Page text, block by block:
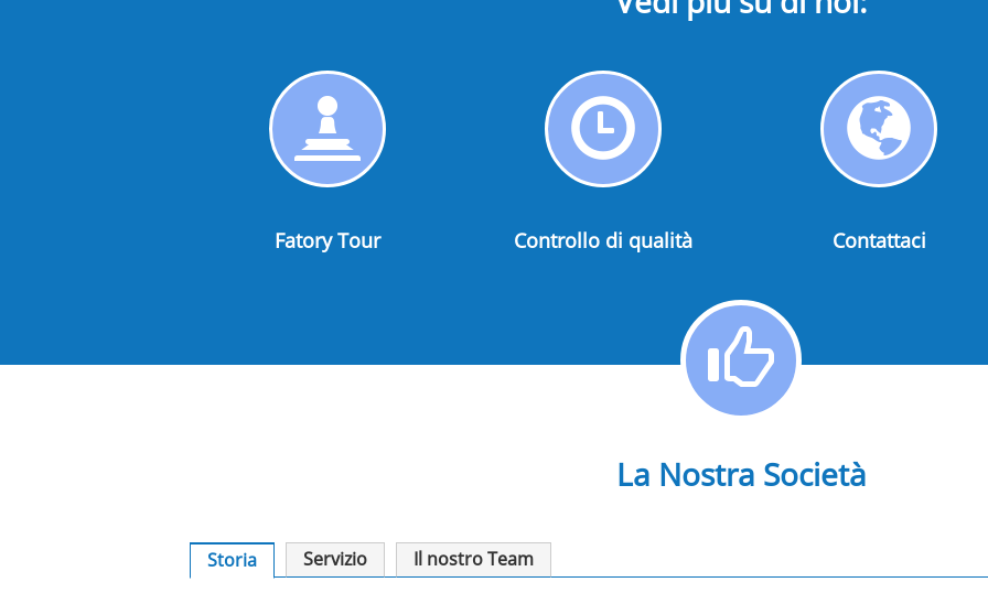
Fatory
Tour
Fatory Tour
Controllo
di
qualità
Controllo di qualità Contattaci
La Nostra Società
Storia Servizio Il nostro Team